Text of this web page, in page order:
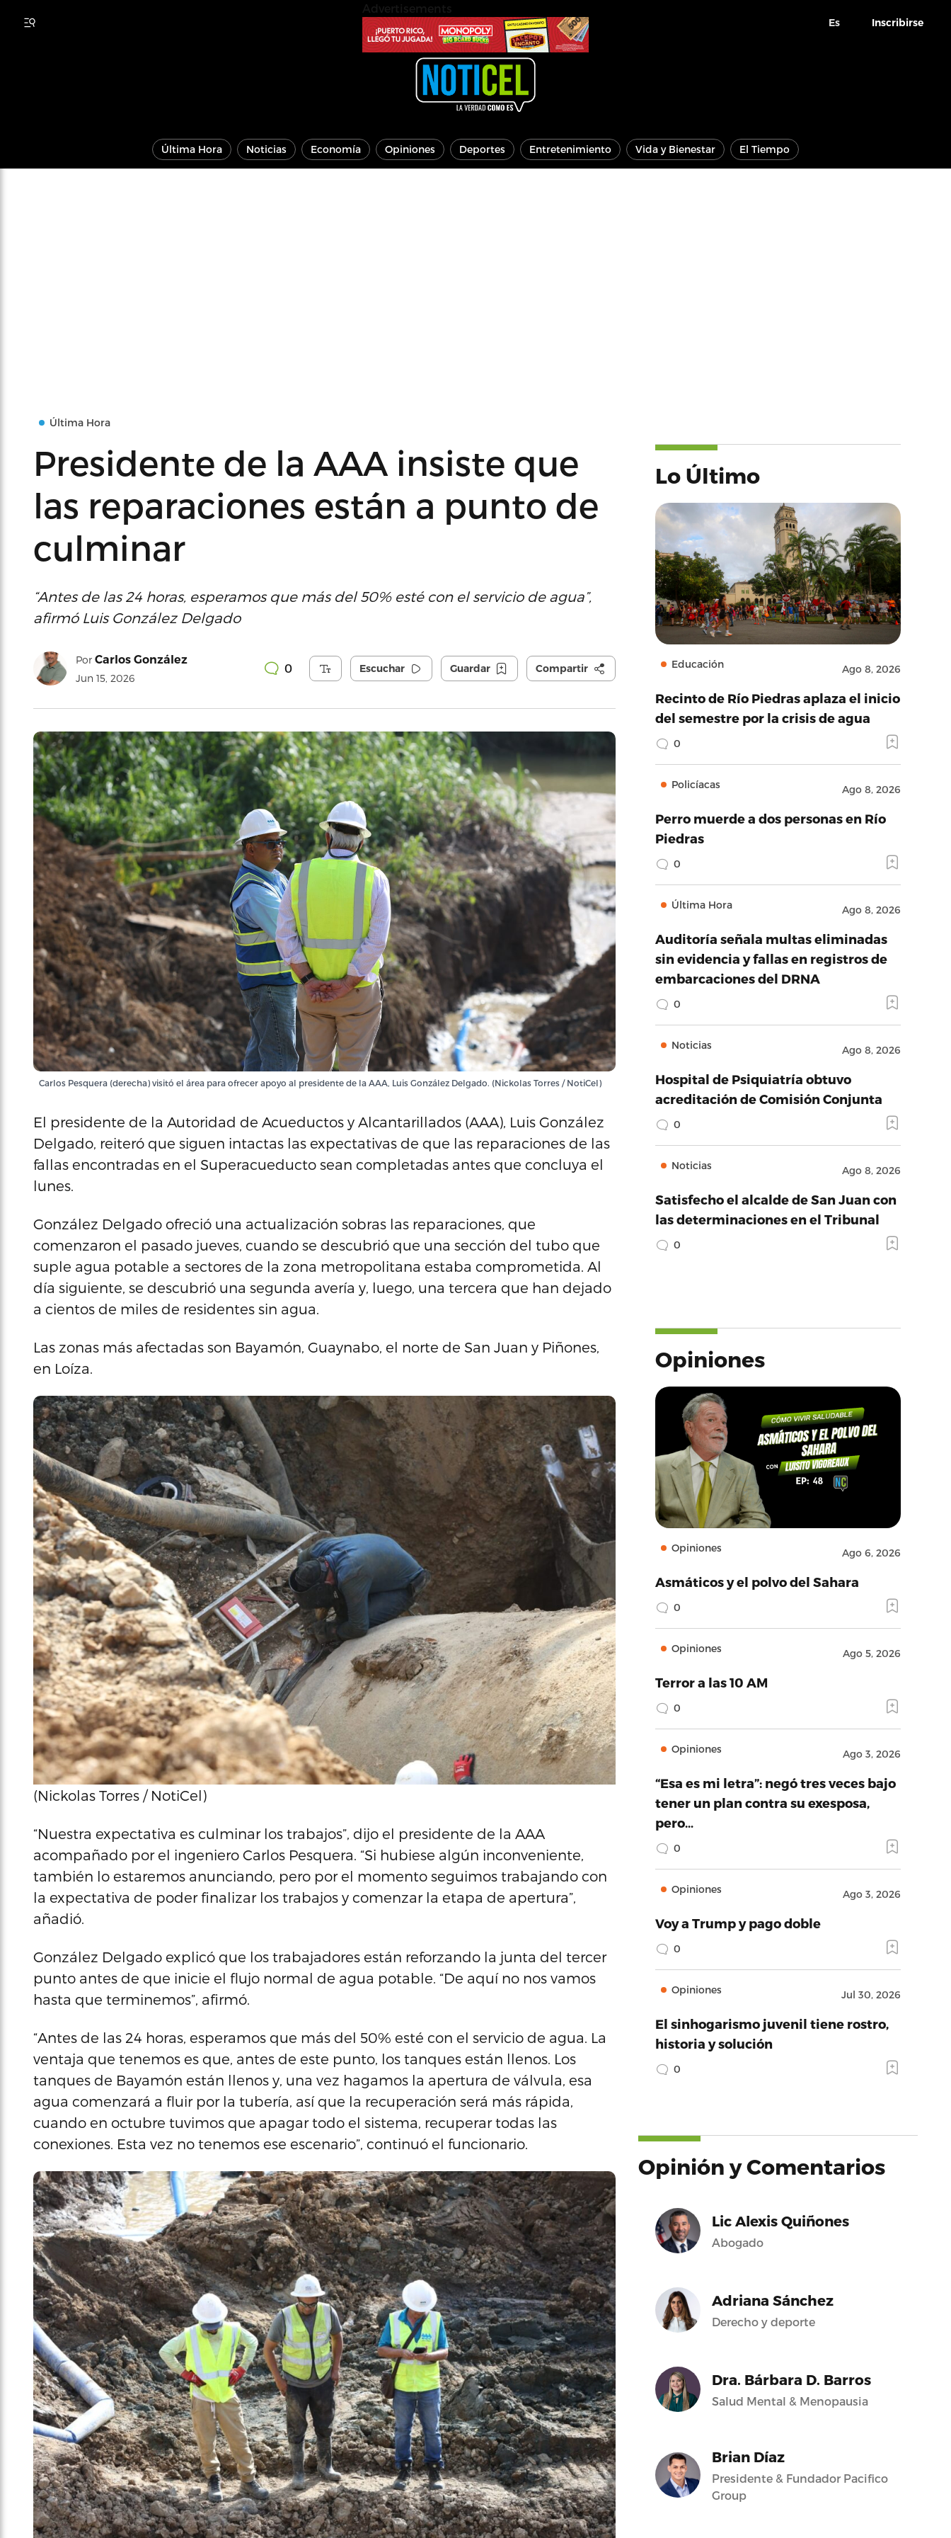
Es Inscribirse
Última Hora Noticias Economía Opiniones Deportes Entretenimiento Vida y Bienestar El Tiempo
Última Hora
Presidente de la AAA insiste que
las reparaciones están a punto de
culminar
“Antes de las 24 horas, esperamos que más del 50% esté con el servicio de agua”,
afirmó Luis González Delgado
Por Carlos González
Jun 15, 2026
0 Escuchar Guardar Compartir
Carlos Pesquera (derecha) visitó el área para ofrecer apoyo al presidente de la AAA, Luis González Delgado. (Nickolas Torres / NotiCel)
El presidente de la Autoridad de Acueductos y Alcantarillados (AAA), Luis González
Delgado, reiteró que siguen intactas las expectativas de que las reparaciones de las
fallas encontradas en el Superacueducto sean completadas antes que concluya el
lunes.
González Delgado ofreció una actualización sobras las reparaciones, que
comenzaron el pasado jueves, cuando se descubrió que una sección del tubo que
suple agua potable a sectores de la zona metropolitana estaba comprometida. Al
día siguiente, se descubrió una segunda avería y, luego, una tercera que han dejado
a cientos de miles de residentes sin agua.
Las zonas más afectadas son Bayamón, Guaynabo, el norte de San Juan y Piñones,
en Loíza.
(Nickolas Torres / NotiCel)
“Nuestra expectativa es culminar los trabajos”, dijo el presidente de la AAA
acompañado por el ingeniero Carlos Pesquera. “Si hubiese algún inconveniente,
también lo estaremos anunciando, pero por el momento seguimos trabajando con
la expectativa de poder finalizar los trabajos y comenzar la etapa de apertura”,
añadió.
González Delgado explicó que los trabajadores están reforzando la junta del tercer
punto antes de que inicie el flujo normal de agua potable. “De aquí no nos vamos
hasta que terminemos”, afirmó.
“Antes de las 24 horas, esperamos que más del 50% esté con el servicio de agua. La
ventaja que tenemos es que, antes de este punto, los tanques están llenos. Los
tanques de Bayamón están llenos y, una vez hagamos la apertura de válvula, esa
agua comenzará a fluir por la tubería, así que la recuperación será más rápida,
cuando en octubre tuvimos que apagar todo el sistema, recuperar todas las
conexiones. Esta vez no tenemos ese escenario”, continuó el funcionario.
Lo Último
Educación Ago 8, 2026
Recinto de Río Piedras aplaza el inicio
del semestre por la crisis de agua
0
Policíacas Ago 8, 2026
Perro muerde a dos personas en Río
Piedras
0
Última Hora Ago 8, 2026
Auditoría señala multas eliminadas
sin evidencia y fallas en registros de
embarcaciones del DRNA
0
Noticias Ago 8, 2026
Hospital de Psiquiatría obtuvo
acreditación de Comisión Conjunta
0
Noticias Ago 8, 2026
Satisfecho el alcalde de San Juan con
las determinaciones en el Tribunal
0
Opiniones
Opiniones Ago 6, 2026
Asmáticos y el polvo del Sahara
0
Opiniones Ago 5, 2026
Terror a las 10 AM
0
Opiniones Ago 3, 2026
“Esa es mi letra”: negó tres veces bajo
tener un plan contra su exesposa,
pero…
0
Opiniones Ago 3, 2026
Voy a Trump y pago doble
0
Opiniones Jul 30, 2026
El sinhogarismo juvenil tiene rostro,
historia y solución
0
Opinión y Comentarios
Lic Alexis Quiñones
Abogado
Adriana Sánchez
Derecho y deporte
Dra. Bárbara D. Barros
Salud Mental & Menopausia
Brian Díaz
Presidente & Fundador Pacifico
Group